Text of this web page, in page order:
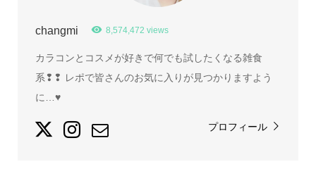
changmi 8,574,472 views
カラコンとコスメが好きで何でも試したくなる雑食
系❢❢ レポで皆さんのお気に入りが見つかりますよう
に…♥
プロフィール